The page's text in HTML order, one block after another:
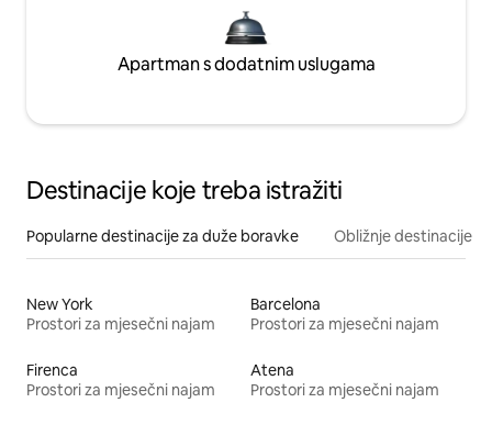
Apartman s dodatnim uslugama
Destinacije koje treba istražiti
Popularne destinacije za duže boravke Obližnje destinacije
New York
Prostori za mjesečni najam
Barcelona
Prostori za mjesečni najam
Firenca
Prostori za mjesečni najam
Atena
Prostori za mjesečni najam